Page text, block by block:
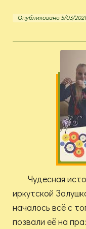
Опубликовано 5/03/2021
Чудесная
иркутской
началось всё с
позвали её на